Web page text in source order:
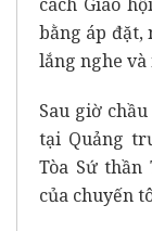
bằng áp đặt,
lắng nghe
Sau giờ
tại Quảng
Tòa Sứ
của chuyến